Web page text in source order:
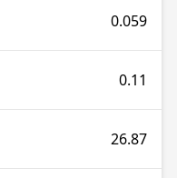
0.059
0.11
26.87